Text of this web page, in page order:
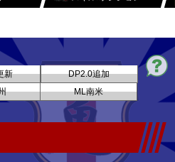
新
DP2.0追加
ML南米